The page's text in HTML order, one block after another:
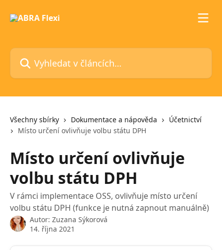
Vyhledat v článcích…
Všechny sbírky Dokumentace a nápověda
Účetnictví
Místo určení ovlivňuje volbu státu DPH
Místo určení ovlivňuje
volbu státu DPH
V rámci implementace OSS, ovlivňuje místo určení
volbu státu DPH (funkce je nutná zapnout manuálně)
Autor: Zuzana Sýkorová
14. října 2021